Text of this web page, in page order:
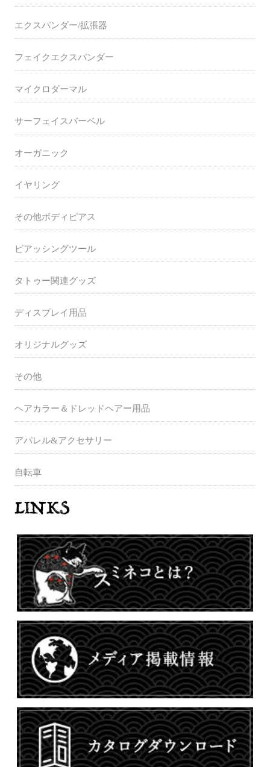
エクスパンダー/拡張器
フェイクエクスパンダー
マイクロダーマル
サーフェイスバーベル
オーガニック
イヤリング
その他ボディピアス
ピアッシングツール
タトゥー関連グッズ
ディスプレイ用品
オリジナルグッズ
その他
ヘアカラー＆ドレッドヘアー用品
アパレル&アクセサリー
自転車